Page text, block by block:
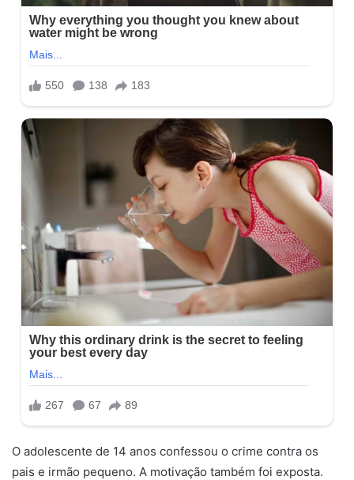
O adolescente de 14 anos confessou o crime contra os
pais e irmão pequeno. A motivação também foi exposta.